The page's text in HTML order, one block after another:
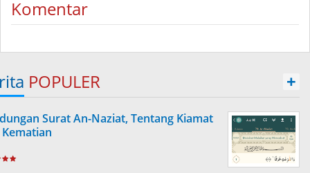
Komentar
POPULER +
Surat An-Naziat, Tentang Kiamat